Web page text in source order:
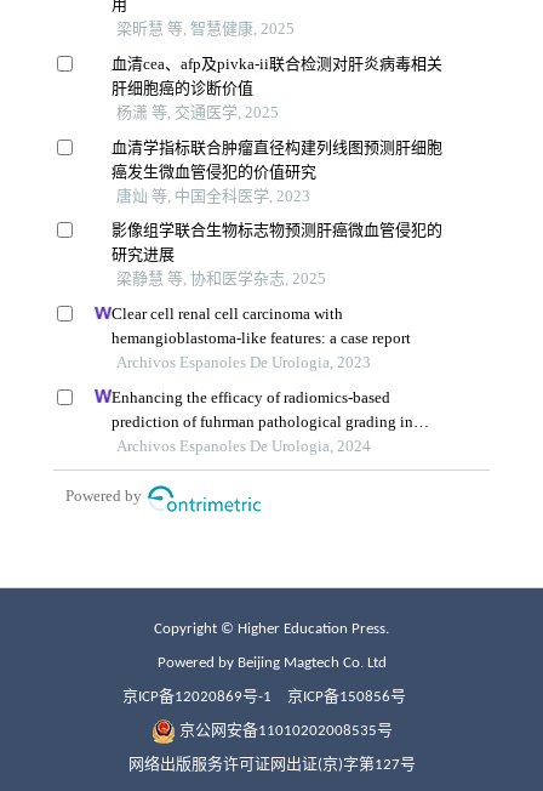
Copyright © Higher Education Press.
Powered by Beijing Magtech Co. Ltd
京ICP备12020869号-1 京ICP备150856号
京公网安备11010202008535号
网络出版服务许可证网出证(京)字第127号